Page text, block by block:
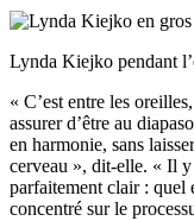
Lynda Kiejko pendant
« C’est entre les
assurer d’être au
en harmonie, sans
cerveau », dit-elle. « Il y
parfaitement clair : quel
concentré sur le